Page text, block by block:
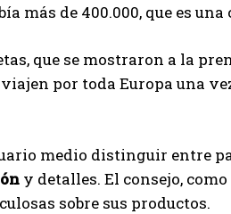
más de 400.000, que es
que se mostraron a la
por toda Europa una
medio distinguir entre
y detalles. El consejo,
sobre sus productos.